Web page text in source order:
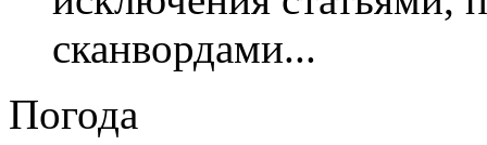
сканвордами...
Погода